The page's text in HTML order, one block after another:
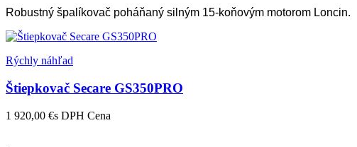
Robustný špalíkovač poháňaný silným 15-koňovým motorom Loncin.
Rýchly náhľad
Štiepkovač Secare GS350PRO
1 920,00 €s DPH Cena